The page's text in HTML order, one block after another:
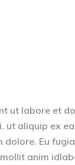
ut labore et
ut aliquip ex ea
dolore. Eu
anim